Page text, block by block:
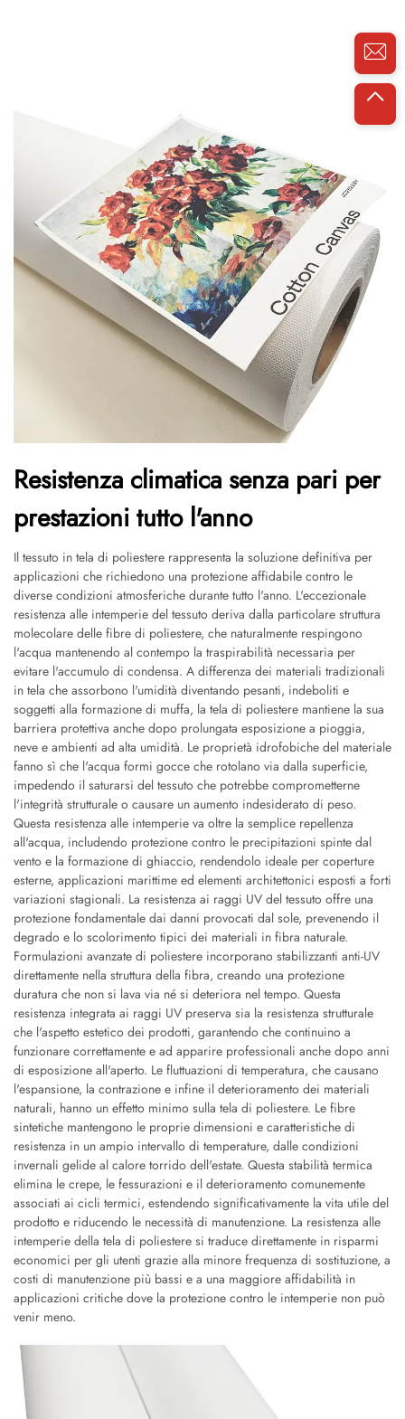
Resistenza climatica senza pari per
prestazioni tutto l'anno
Il tessuto in tela di poliestere rappresenta la soluzione definitiva per
applicazioni che richiedono una protezione affidabile contro le
diverse condizioni atmosferiche durante tutto l'anno. L'eccezionale
resistenza alle intemperie del tessuto deriva dalla particolare struttura
molecolare delle fibre di poliestere, che naturalmente respingono
l'acqua mantenendo al contempo la traspirabilità necessaria per
evitare l'accumulo di condensa. A differenza dei materiali tradizionali
in tela che assorbono l'umidità diventando pesanti, indeboliti e
soggetti alla formazione di muffa, la tela di poliestere mantiene la sua
barriera protettiva anche dopo prolungata esposizione a pioggia,
neve e ambienti ad alta umidità. Le proprietà idrofobiche del materiale
fanno sì che l'acqua formi gocce che rotolano via dalla superficie,
impedendo il saturarsi del tessuto che potrebbe comprometterne
l'integrità strutturale o causare un aumento indesiderato di peso.
Questa resistenza alle intemperie va oltre la semplice repellenza
all'acqua, includendo protezione contro le precipitazioni spinte dal
vento e la formazione di ghiaccio, rendendolo ideale per coperture
esterne, applicazioni marittime ed elementi architettonici esposti a forti
variazioni stagionali. La resistenza ai raggi UV del tessuto offre una
protezione fondamentale dai danni provocati dal sole, prevenendo il
degrado e lo scolorimento tipici dei materiali in fibra naturale.
Formulazioni avanzate di poliestere incorporano stabilizzanti anti-UV
direttamente nella struttura della fibra, creando una protezione
duratura che non si lava via né si deteriora nel tempo. Questa
resistenza integrata ai raggi UV preserva sia la resistenza strutturale
che l'aspetto estetico dei prodotti, garantendo che continuino a
funzionare correttamente e ad apparire professionali anche dopo anni
di esposizione all'aperto. Le fluttuazioni di temperatura, che causano
l'espansione, la contrazione e infine il deterioramento dei materiali
naturali, hanno un effetto minimo sulla tela di poliestere. Le fibre
sintetiche mantengono le proprie dimensioni e caratteristiche di
resistenza in un ampio intervallo di temperature, dalle condizioni
invernali gelide al calore torrido dell'estate. Questa stabilità termica
elimina le crepe, le fessurazioni e il deterioramento comunemente
associati ai cicli termici, estendendo significativamente la vita utile del
prodotto e riducendo le necessità di manutenzione. La resistenza alle
intemperie della tela di poliestere si traduce direttamente in risparmi
economici per gli utenti grazie alla minore frequenza di sostituzione, a
costi di manutenzione più bassi e a una maggiore affidabilità in
applicazioni critiche dove la protezione contro le intemperie non può
venir meno.